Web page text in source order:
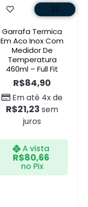
Garrafa Termica
Em Aco Inox Com
Medidor De
Temperatura
460ml – Full Fit
R$84,90
Em até 4x de
R$21,23 sem
juros
A vista
R$80,66
no Pix